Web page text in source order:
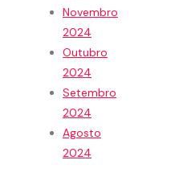
Novembro
2024
Outubro
2024
Setembro
2024
Agosto
2024